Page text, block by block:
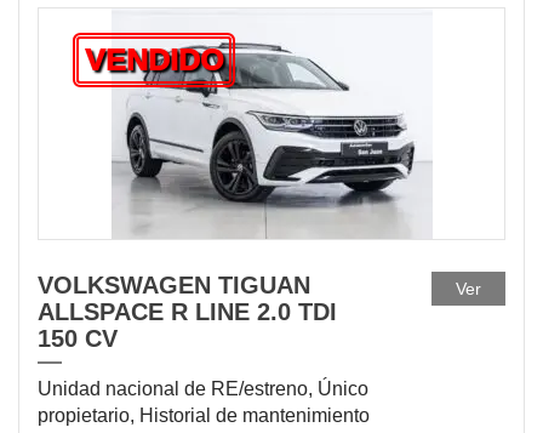
VENDIDO
VOLKSWAGEN TIGUAN
ALLSPACE R LINE 2.0 TDI
150 CV
Unidad nacional de RE/estreno, Único
propietario, Historial de mantenimiento
Ver